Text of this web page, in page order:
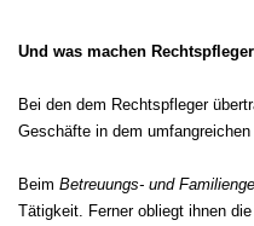
Und was machen
Bei den dem Rechtspfleger
Geschäfte in dem
Beim Betreuungs- und
Tätigkeit. Ferner obliegt ihnen